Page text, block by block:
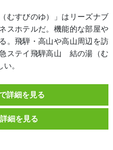
むすびのゆ）」はリーズナブ
スホテルだ。機能的な部屋や
。飛騨・高山や高山周辺を訪
ステイ飛騨高山 結の湯（む
。
詳細を見る
細を見る